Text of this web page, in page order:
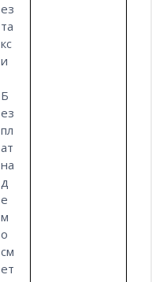
ез
та
кс
и
Б
ез
пл
ат
на
д
е
м
о
см
ет